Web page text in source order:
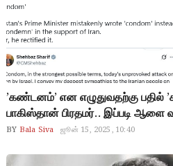
’கண்டனம்’ என எழுதுவதற்கு பதில்
பாகிஸ்தான் பிரதமர்.. இப்படி ஆளை
BY Bala Siva ஜூன் 15, 2025, 10:40